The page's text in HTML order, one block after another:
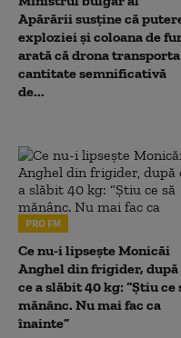
Apărării susține că
exploziei și coloana de
arată că drona
cantitate semnificativă
de...
PRO FM
Ce nu-i lipsește Monicăi
Anghel din frigider, după
ce a slăbit 40 kg: “Știu ce
mănânc. Nu mai fac ca
înainte”